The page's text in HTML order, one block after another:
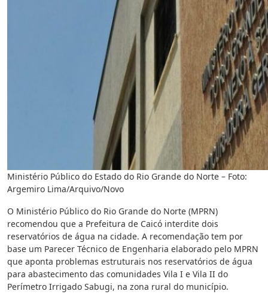
Ministério Público do Estado do Rio Grande do Norte – Foto:
Argemiro Lima/Arquivo/Novo
O Ministério Público do Rio Grande do Norte (MPRN)
recomendou que a Prefeitura de Caicó interdite dois
reservatórios de água na cidade. A recomendação tem por
base um Parecer Técnico de Engenharia elaborado pelo MPRN
que aponta problemas estruturais nos reservatórios de água
para abastecimento das comunidades Vila I e Vila II do
Perímetro Irrigado Sabugi, na zona rural do município.